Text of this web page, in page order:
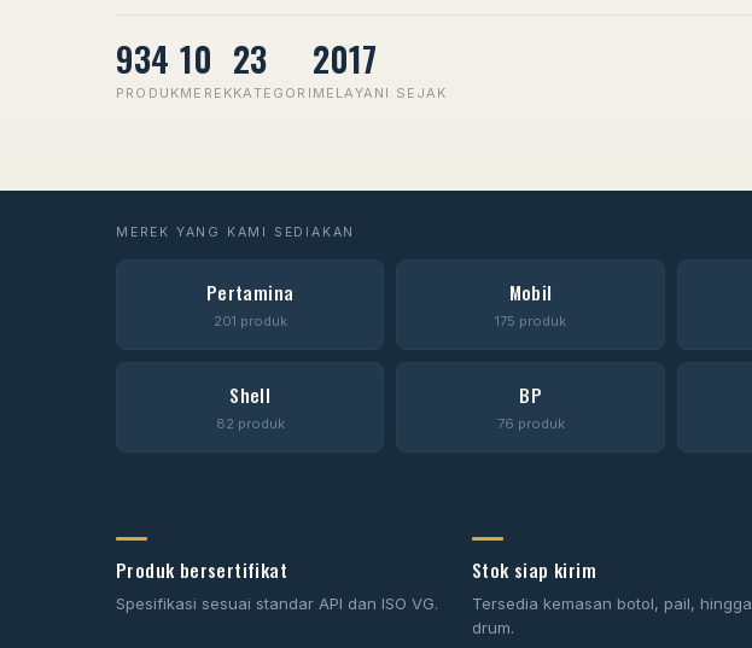
934
PRODUK
10
MEREK
23
KATEGORI
2017
MELAYANI SEJAK
MEREK YANG KAMI SEDIAKAN
Pertamina
201 produk
Mobil
175 produk
Shell
82 produk
BP
76 produk
Produk bersertifikat
Spesifikasi sesuai standar API dan ISO VG.
Stok siap kirim
Tersedia kemasan botol, pail, hingga
drum.